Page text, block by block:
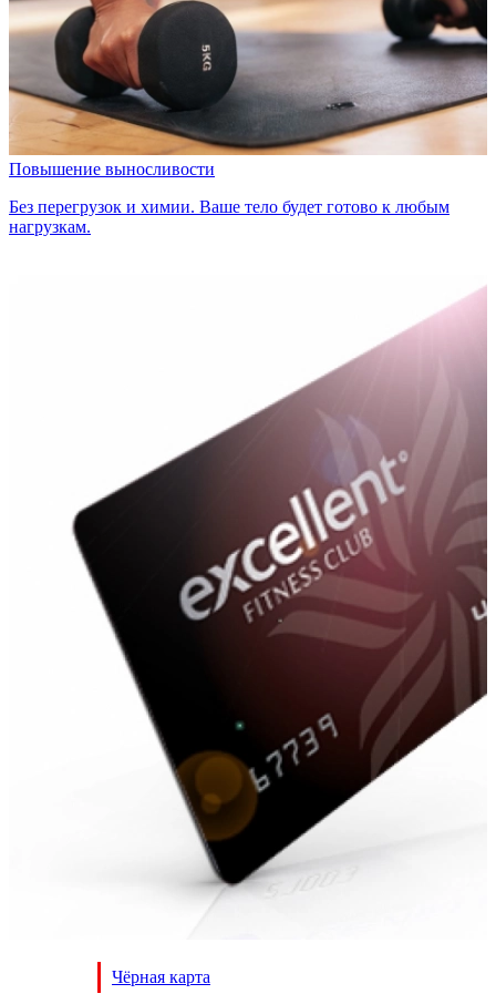
Повышение выносливости
Без перегрузок и химии. Ваше тело будет готово к любым
нагрузкам.
Чёрная карта